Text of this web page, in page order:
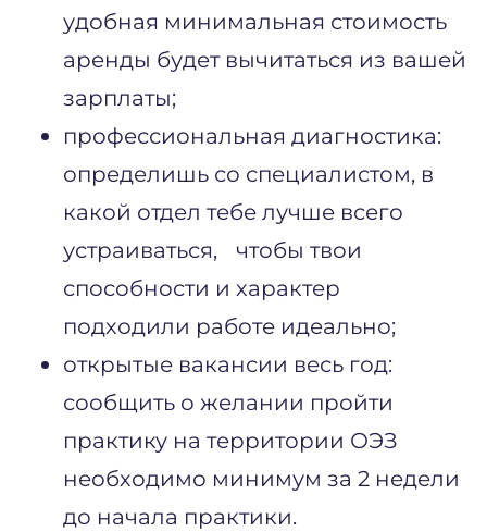
удобная минимальная стоимость
аренды будет вычитаться из вашей
зарплаты;
профессиональная диагностика:
определишь со специалистом, в
какой отдел тебе лучше всего
устраиваться, чтобы твои
способности и характер
подходили работе идеально;
открытые вакансии весь год:
сообщить о желании пройти
практику на территории ОЭЗ
необходимо минимум за 2 недели
до начала практики.